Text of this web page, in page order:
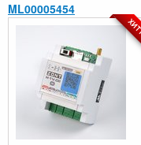
ML00005454